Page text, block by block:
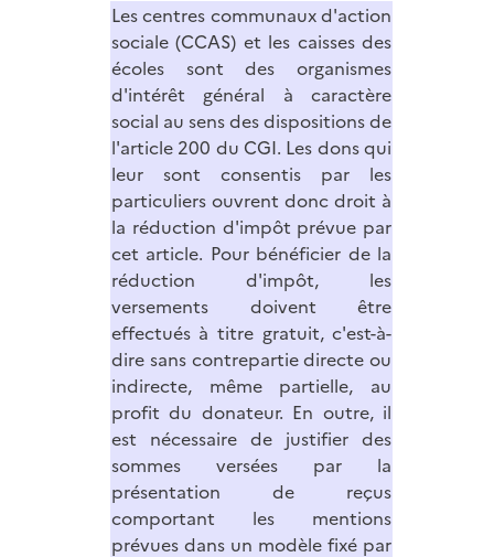
Les centres communaux d'action
sociale (CCAS) et les caisses des
écoles sont des organismes
d'intérêt général à caractère
social au sens des dispositions de
l'article 200 du CGI. Les dons qui
leur sont consentis par les
particuliers ouvrent donc droit à
la réduction d'impôt prévue par
cet article. Pour bénéficier de la
réduction d'impôt, les
versements doivent être
effectués à titre gratuit, c'est-à-
dire sans contrepartie directe ou
indirecte, même partielle, au
profit du donateur. En outre, il
est nécessaire de justifier des
sommes versées par la
présentation de reçus
comportant les mentions
prévues dans un modèle fixé par